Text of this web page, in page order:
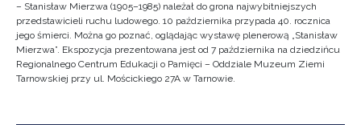
– Stanisław Mierzwa (1905–1985) należał do grona najwybitniejszych
przedstawicieli ruchu ludowego. 10 października przypada 40. rocznica
jego śmierci. Można go poznać, oglądając wystawę plenerową „Stanisław
Mierzwa”. Ekspozycja prezentowana jest od 7 października na dziedzińcu
Regionalnego Centrum Edukacji o Pamięci – Oddziale Muzeum Ziemi
Tarnowskiej przy ul. Mościckiego 27A w Tarnowie.